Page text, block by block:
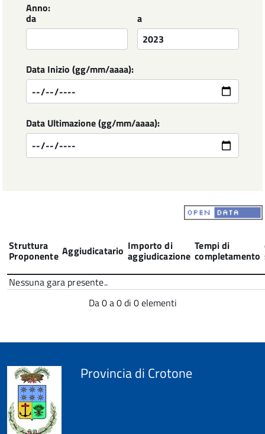
Anno:
da a
Data Inizio (gg/mm/aaaa):
Data Ultimazione (gg/mm/aaaa):
Struttura
Proponente Aggiudicatario Importo di
aggiudicazione
Tempi di
completamento
Nessuna gara presente..
Da 0 a 0 di 0 elementi
Provincia di Crotone